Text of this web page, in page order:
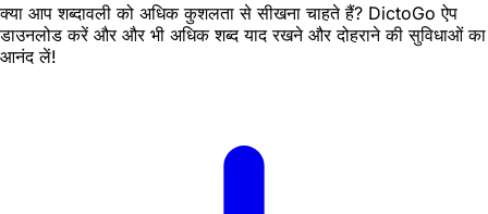
क्या आप शब्दावली को अधिक कुशलता से सीखना चाहते हैं? DictoGo ऐप
डाउनलोड करें और और भी अधिक शब्द याद रखने और दोहराने की सुविधाओं का
आनंद लें!